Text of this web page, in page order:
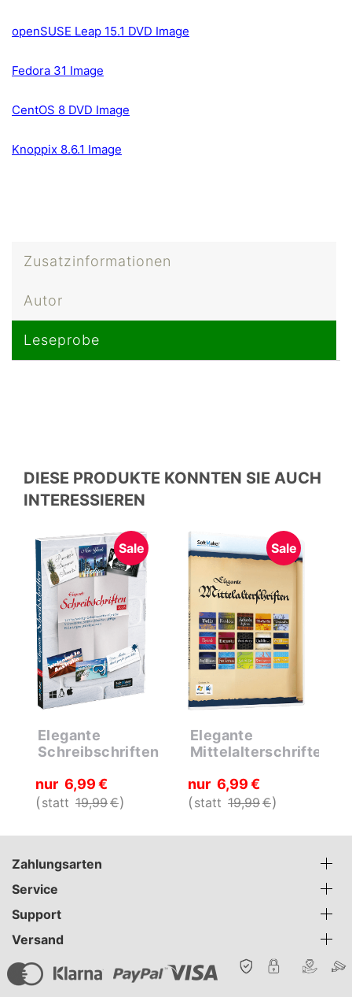
openSUSE Leap 15.1 DVD Image
Fedora 31 Image
CentOS 8 DVD Image
Knoppix 8.6.1 Image
Zusatzinformationen
Autor
Leseprobe
DIESE PRODUKTE KONNTEN SIE AUCH
INTERESSIEREN
Sale
Elegante
Schreibschriften
nur 6 99€
statt 19 99€
Sale
Elegante
Mittelalterschriften
nur 6 99€
statt 19 99€
Zahlungsarten
Service
Support
Versand